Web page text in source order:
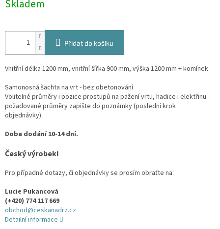
cena:
Skladem
Přidat do košíku
Vnitřní délka 1200 mm, vnitřní šířka 900 mm, výška 1200 mm + komínek
Samonosná šachta na vrt - bez obetonování
Volitelné průměry i pozice prostupů na pažení vrtu, hadice i elektřinu -
požadované průměry zapište do poznámky (poslední krok
objednávky).
Doba dodání 10-14 dní.
Český výrobek!
Pro případné dotazy, či objednávky se prosím obraťte na:
Lucie Pukancová
(+420) 774 117 669
obchod@ceskanadrz.cz
Detailní informace